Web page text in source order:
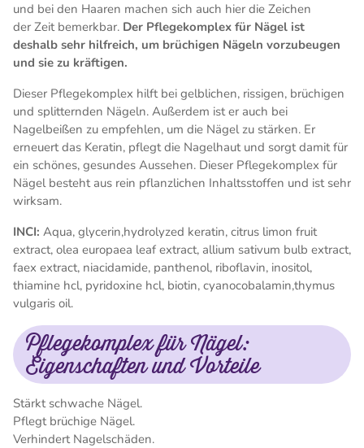
und bei den Haaren machen sich auch hier die Zeichen
der Zeit bemerkbar. Der Pflegekomplex für Nägel ist
deshalb sehr hilfreich, um brüchigen Nägeln vorzubeugen
und sie zu kräftigen.
Dieser Pflegekomplex hilft bei gelblichen, rissigen, brüchigen
und splitternden Nägeln. Außerdem ist er auch bei
Nagelbeißen zu empfehlen, um die Nägel zu stärken. Er
erneuert das Keratin, pflegt die Nagelhaut und sorgt damit für
ein schönes, gesundes Aussehen. Dieser Pflegekomplex für
Nägel besteht aus rein pflanzlichen Inhaltsstoffen und ist sehr
wirksam.
INCI: Aqua, glycerin,hydrolyzed keratin, citrus limon fruit
extract, olea europaea leaf extract, allium sativum bulb extract,
faex extract, niacidamide, panthenol, riboflavin, inositol,
thiamine hcl, pyridoxine hcl, biotin, cyanocobalamin,thymus
vulgaris oil.
Pflegekomplex für Nägel:
Eigenschaften und Vorteile
Stärkt schwache Nägel.
Pflegt brüchige Nägel.
Verhindert Nagelschäden.